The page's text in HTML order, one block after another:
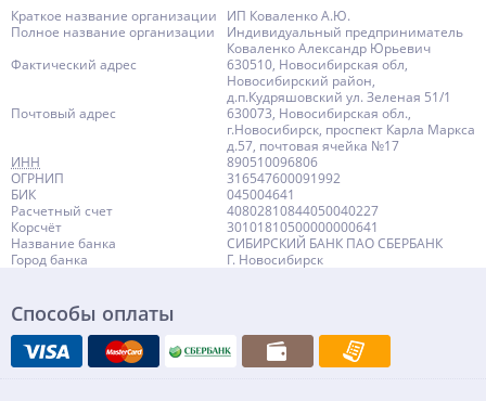
Краткое название организации
ИП Коваленко А.Ю.
Полное название организации
Индивидуальный предприниматель
Коваленко Александр Юрьевич
Фактический адрес
630510, Новосибирская обл,
Новосибирский район,
д.п.Кудряшовский ул. Зеленая 51/1
Почтовый адрес
630073, Новосибирская обл.,
г.Новосибирск, проспект Карла Маркса
д.57, почтовая ячейка №17
ИНН
890510096806
ОГРНИП
316547600091992
БИК
045004641
Расчетный счет
40802810844050040227
Корсчёт
30101810500000000641
Название банка
СИБИРСКИЙ БАНК ПАО СБЕРБАНК
Город банка
Г. Новосибирск
Способы оплаты